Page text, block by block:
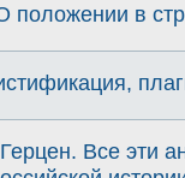
положении в
Все эти